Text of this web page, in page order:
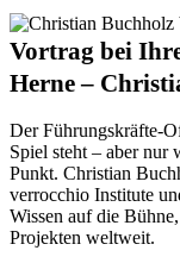
Vortrag bei
Herne –
Der Führungskräfte-
Spiel steht – aber nur
Punkt. Christian
verrocchio Institute
Wissen auf die
Projekten weltweit.